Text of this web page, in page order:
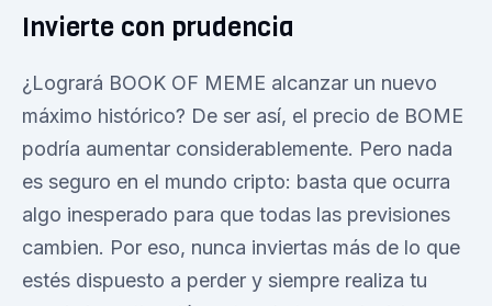
Invierte con prudencia
¿Logrará BOOK OF MEME alcanzar un nuevo
máximo histórico? De ser así, el precio de BOME
podría aumentar considerablemente. Pero nada
es seguro en el mundo cripto: basta que ocurra
algo inesperado para que todas las previsiones
cambien. Por eso, nunca inviertas más de lo que
estés dispuesto a perder y siempre realiza tu